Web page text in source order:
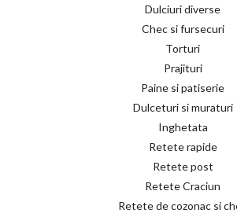
Dulciuri diverse
Chec si fursecuri
Torturi
Prajituri
Paine si patiserie
Dulceturi si muraturi
Inghetata
Retete rapide
Retete post
Retete Craciun
Retete de cozonac si